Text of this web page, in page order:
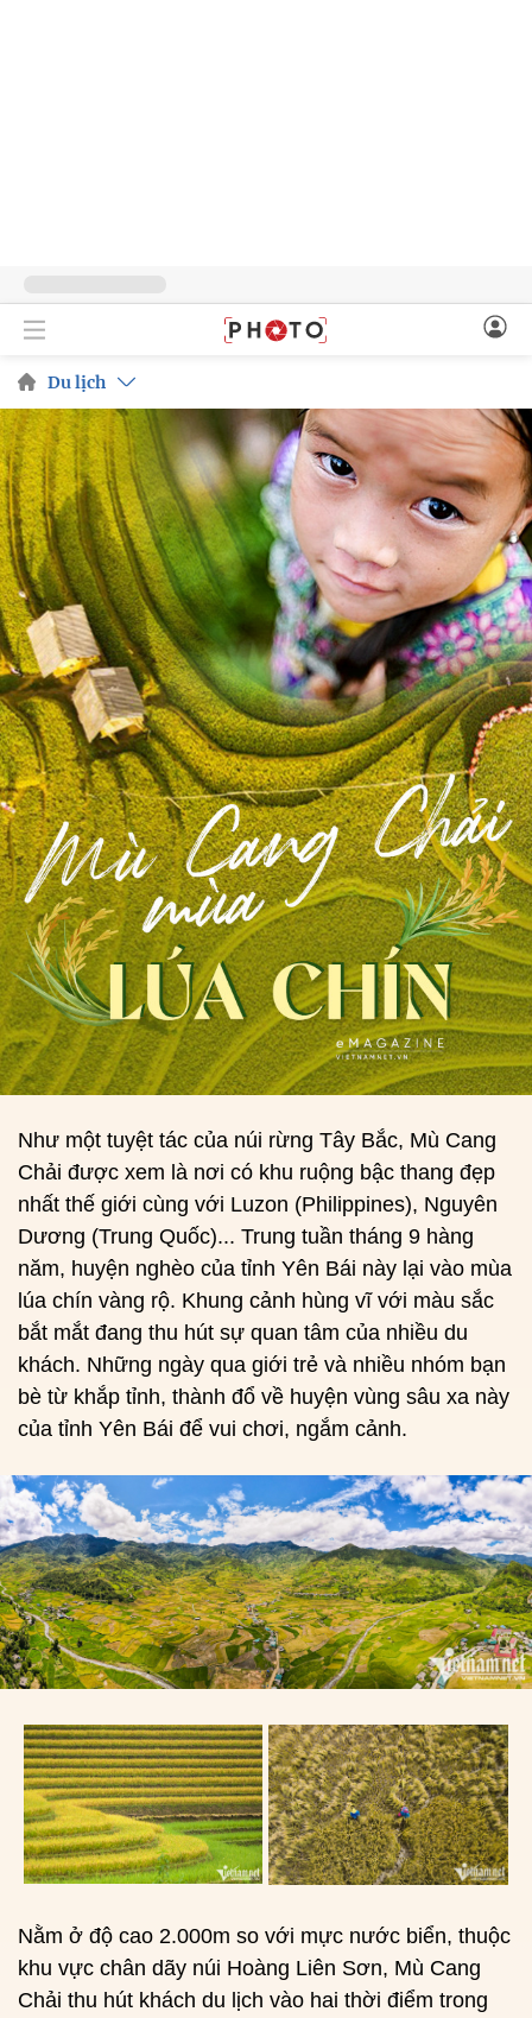
Du lịch
Như một tuyệt tác của núi rừng Tây Bắc, Mù Cang
Chải được xem là nơi có khu ruộng bậc thang đẹp
nhất thế giới cùng với Luzon (Philippines), Nguyên
Dương (Trung Quốc)... Trung tuần tháng 9 hàng
năm, huyện nghèo của tỉnh Yên Bái này lại vào mùa
lúa chín vàng rộ. Khung cảnh hùng vĩ với màu sắc
bắt mắt đang thu hút sự quan tâm của nhiều du
khách. Những ngày qua giới trẻ và nhiều nhóm bạn
bè từ khắp tỉnh, thành đổ về huyện vùng sâu xa này
của tỉnh Yên Bái để vui chơi, ngắm cảnh.
Nằm ở độ cao 2.000m so với mực nước biển, thuộc
khu vực chân dãy núi Hoàng Liên Sơn, Mù Cang
Chải thu hút khách du lịch vào hai thời điểm trong